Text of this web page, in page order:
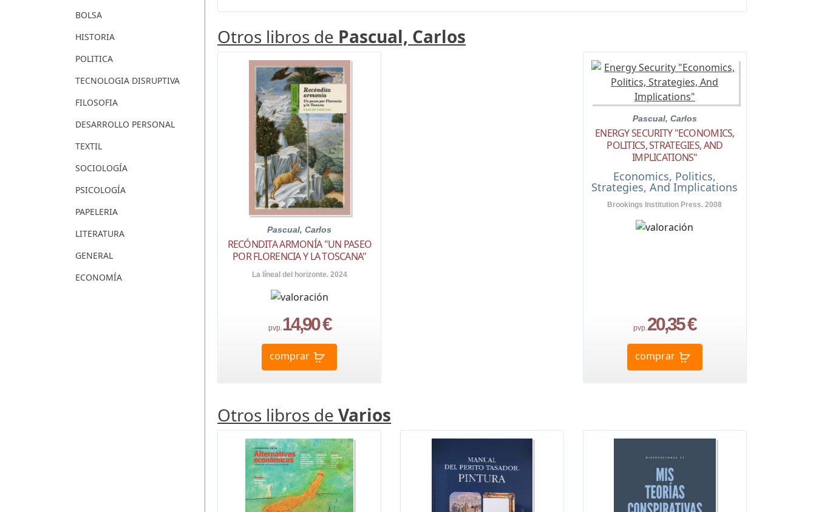
BOLSA
HISTORIA
POLITICA
TECNOLOGIA DISRUPTIVA
FILOSOFIA
DESARROLLO PERSONAL
TEXTIL
SOCIOLOGÍA
PSICOLOGÍA
PAPELERIA
LITERATURA
GENERAL
ECONOMÍA
Otros libros de Pascual, Carlos
Pascual, Carlos
RECÓNDITA ARMONÍA "UN PASEO
POR FLORENCIA Y LA TOSCANA"
La líneal del horizonte. 2024
pvp. 14,90 €
comprar
Pascual, Carlos
ENERGY SECURITY "ECONOMICS,
POLITICS, STRATEGIES, AND
IMPLICATIONS"
Economics, Politics,
Strategies, And Implications
Brookings Institution Press. 2008
pvp. 20,35 €
comprar
Otros libros deVarios